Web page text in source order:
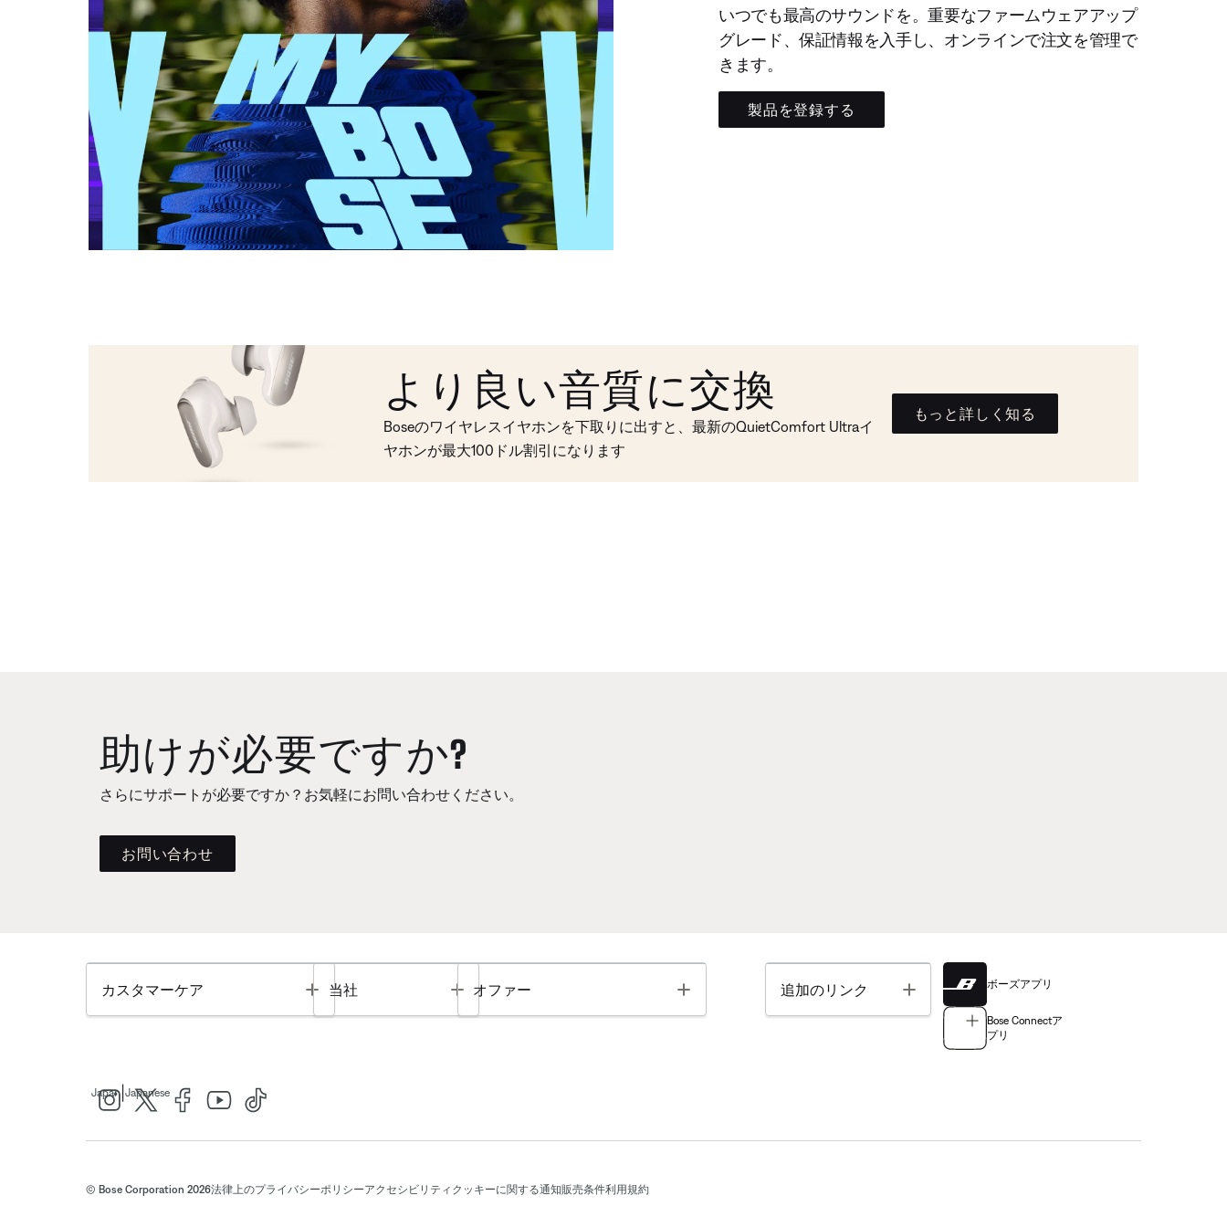
いつでも最高のサウンドを。重要なファームウェアアップ
グレード、保証情報を入手し、オンラインで注文を管理で
きます。
製品を登録する
より良い音質に交換
Boseのワイヤレスイヤホンを下取りに出すと、最新のQuietComfort Ultraイ
ヤホンが最大100ドル割引になります
もっと詳しく知る
助けが必要ですか?
さらにサポートが必要ですか？お気軽にお問い合わせください。
お問い合わせ
カスタマーケア Toggle
当社 Toggle
オファー Toggle 追加のリンク Toggle ボーズアプリ
Bose Connectア
プリ
Japan Japanese
© Bose Corporation 2026法律上のプライバシーポリシーアクセシビリティ クッキーに関する通知販売条件利用規約